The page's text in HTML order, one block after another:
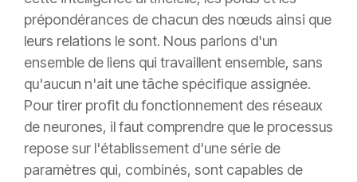
prépondérances de chacun des nœuds ainsi que
leurs relations le sont. Nous parlons d'un
ensemble de liens qui travaillent ensemble, sans
qu'aucun n'ait une tâche spécifique assignée.
Pour tirer profit du fonctionnement des réseaux
de neurones, il faut comprendre que le processus
repose sur l'établissement d'une série de
paramètres qui, combinés, sont capables de